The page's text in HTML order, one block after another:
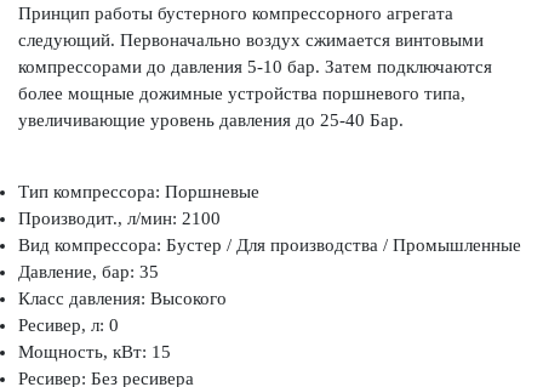
Принцип работы бустерного компрессорного агрегата
следующий. Первоначально воздух сжимается винтовыми
компрессорами до давления 5-10 бар. Затем подключаются
более мощные дожимные устройства поршневого типа,
увеличивающие уровень давления до 25-40 Бар.
Тип компрессора: Поршневые
Производит., л/мин: 2100
Вид компрессора: Бустер / Для производства / Промышленные
Давление, бар: 35
Класс давления: Высокого
Ресивер, л: 0
Мощность, кВт: 15
Ресивер: Без ресивера